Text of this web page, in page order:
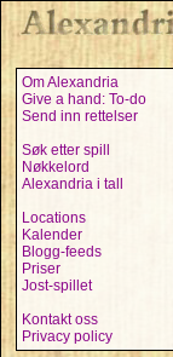
Om Alexandria
Give a hand: To-do
Send inn rettelser
Søk etter spill
Nøkkelord
Alexandria i tall
Locations
Kalender
Blogg-feeds
Priser
Jost-spillet
Kontakt oss
Privacy policy